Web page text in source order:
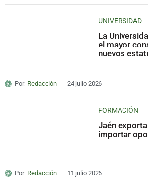
UNIVERSIDAD
La
el mayor
nuevos
Por: Redacción 24 julio 2026
FORMACIÓN
Jaén
importar
Por: Redacción 11 julio 2026